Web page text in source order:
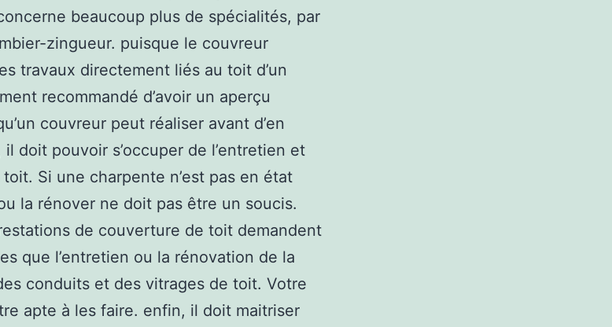
beaucoup plus de spécialités, par
zingueur. puisque le couvreur
travaux directement liés au toit d’un
recommandé d’avoir un aperçu
couvreur peut réaliser avant d’en
doit pouvoir s’occuper de l’entretien et
Si une charpente n’est pas en état
la rénover ne doit pas être un soucis.
de couverture de toit demandent
que l’entretien ou la rénovation de la
conduits et des vitrages de toit. Votre
apte à les faire. enfin, il doit maitriser